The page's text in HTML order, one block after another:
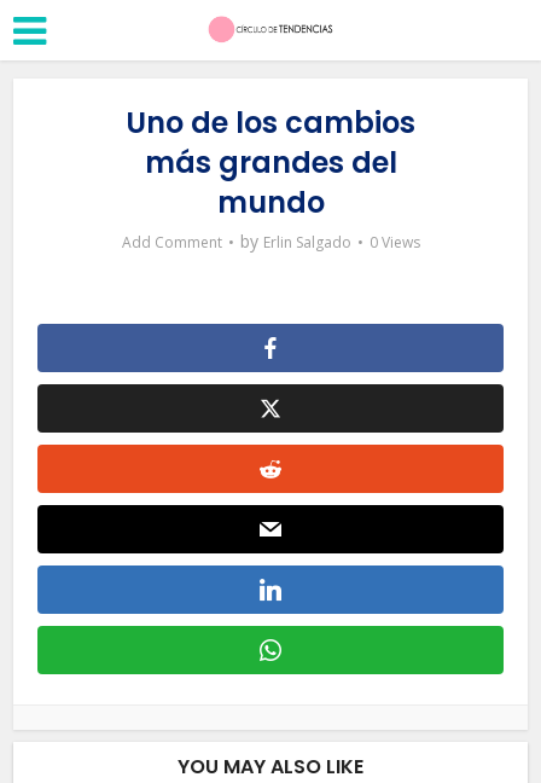
Uno de los cambios
más grandes del
mundo
Add Comment by Erlin Salgado 0 Views
YOU MAY ALSO LIKE